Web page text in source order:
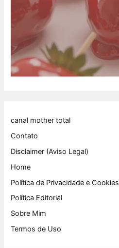
canal mother total
Contato
Disclaimer (Aviso Legal)
Home
Política de Privacidade e Cookies
Política Editorial
Sobre Mim
Termos de Uso